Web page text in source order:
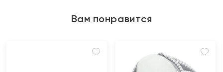
Вам понравится